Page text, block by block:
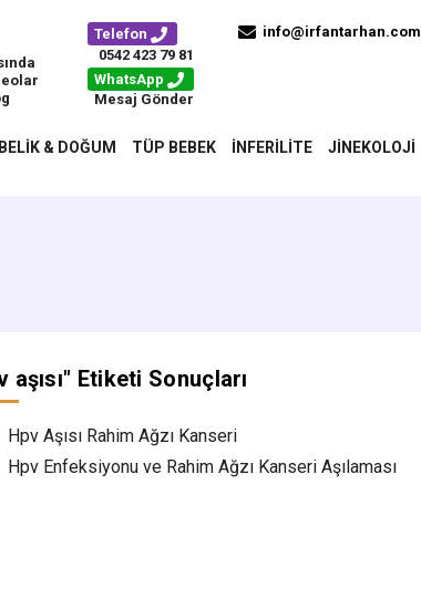
Telefon
0542 423 79 81
WhatsApp
Mesaj Gönder
info@irfantarhan.com
& DOĞUM TÜP BEBEK İNFERILITE JINEKOLOJI
aşısı" Etiketi Sonuçları
Hpv Aşısı Rahim Ağzı Kanseri
Hpv Enfeksiyonu ve Rahim Ağzı Kanseri Aşılaması